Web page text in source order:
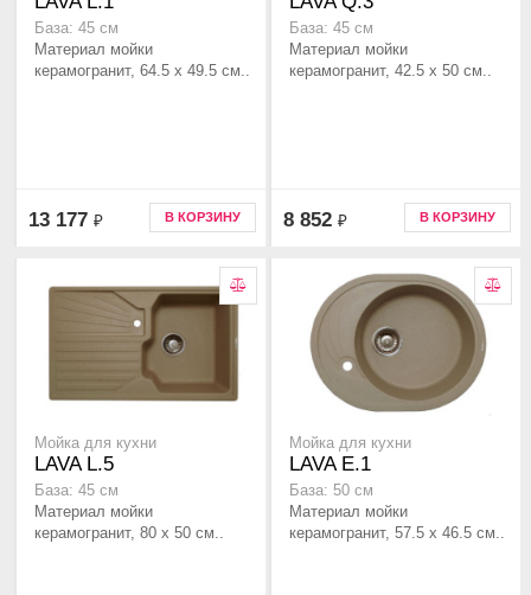
База: 45 см
Материал мойки
керамогранит, 64.5 x 49.5 см..
13 177 ₽ В КОРЗИНУ
База: 45 см
Материал мойки
керамогранит, 42.5 x 50 см..
8 852 ₽ В КОРЗИНУ
Мойка для кухни
LAVA L.5
База: 45 см
Материал мойки
керамогранит, 80 x 50 см..
Мойка для кухни
LAVA E.1
База: 50 см
Материал мойки
керамогранит, 57.5 x 46.5 см..